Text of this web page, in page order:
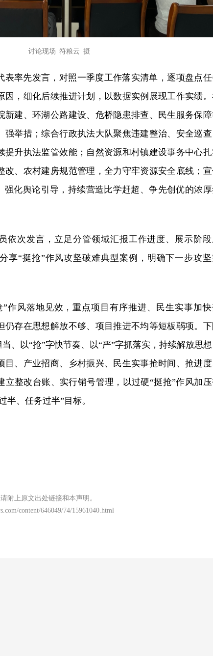
讨论现场 符粮云 摄
表率先发言，对照一季度工作落实清单，逐项盘点
因，细化后续推进计划，以数据实例展现工作实绩
新建、环湖公路建设、危桥隐患排查、民生服务保
举措；综合行政执法大队聚焦违建整治、安全巡查
提升执法监管效能；自然资源和村镇建设事务中心
改、农村建房规范管理，全力守牢资源安全底线；
强化舆论引导，持续营造比学赶超、争先创优的浓
依次发言，立足分管领域汇报工作进度、展示阶
享“挺抢”作风攻坚破难典型案例，明确下一步攻坚
作风落地见效，重点项目有序推进、民生实事加快
仍存在思想解放不够、项目推进不均等短板弱项。
、以“抢”字快节奏、以“严”字抓落实，持续解放思想
、产业招商、乡村振兴、民生实事抢时间、抢进度
立整改台账、实行销号管理，以过硬“挺抢”作风加
半、任务过半”目标。
附上原文出处链接和本声明。
content/646049/74/15961040.html